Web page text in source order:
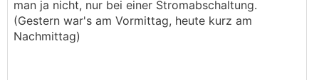
man ja nicht, nur bei einer Stromabschaltung.
(Gestern war's am Vormittag, heute kurz am
Nachmittag)